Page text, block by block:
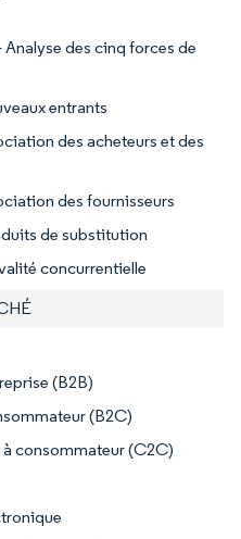
des cinq forces de
entrants
des acheteurs et des
des fournisseurs
de substitution
concurrentielle
(B2B)
(B2C)
consommateur (C2C)